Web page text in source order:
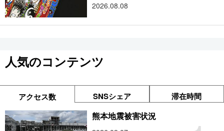
2026.08.08
人気のコンテンツ
アクセス数 SNSシェア 滞在時間
熊本地震被害状況